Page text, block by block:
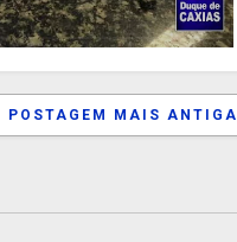
POSTAGEM MAIS ANTIGA